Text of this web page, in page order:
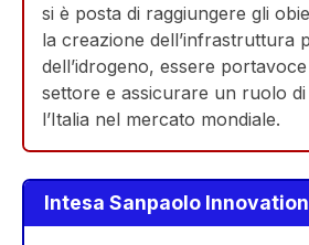
si è posta di raggiungere gli
la creazione dell’infrastruttura
dell’idrogeno, essere
settore e assicurare un ruolo
l’Italia nel mercato mondiale.
Intesa Sanpaolo